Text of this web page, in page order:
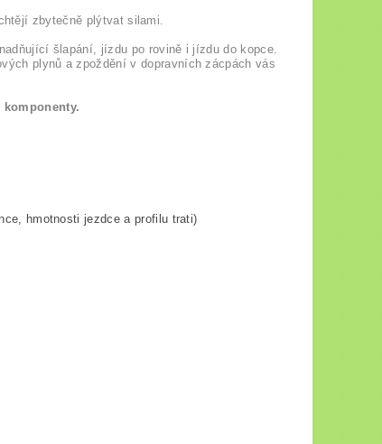
zbytečně plýtvat silami.
šlapání, jízdu po rovině i jízdu do kopce.
plynů a zpoždění v dopravních zácpách vás
hmotnosti jezdce a profilu trati)